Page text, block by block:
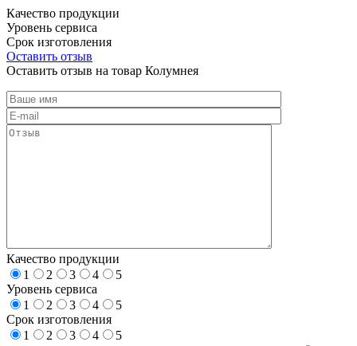
Качество продукции
Уровень сервиса
Срок изготовления
Оставить отзыв
Оставить отзыв на товар Колумнея
Качество продукции
1
2 3 4
5
Уровень сервиса
1
2 3 4
5
Срок изготовления
1
2 3 4
5